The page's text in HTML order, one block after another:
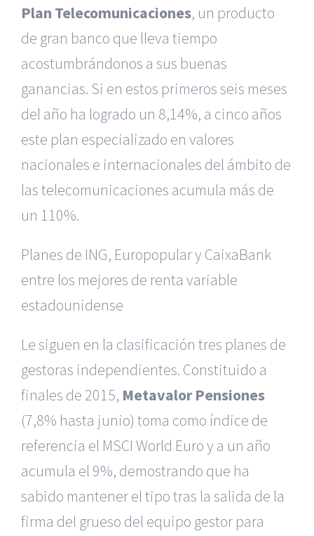
Plan Telecomunicaciones, un producto
de gran banco que lleva tiempo
acostumbrándonos a sus buenas
ganancias. Si en estos primeros seis meses
del año ha logrado un 8,14%, a cinco años
este plan especializado en valores
nacionales e internacionales del ámbito de
las telecomunicaciones acumula más de
un 110%.
Planes de ING, Europopular y CaixaBank
entre los mejores de renta variable
estadounidense
Le siguen en la clasificación tres planes de
gestoras independientes. Constituido a
finales de 2015, Metavalor Pensiones
(7,8% hasta junio) toma como índice de
referencia el MSCI World Euro y a un año
acumula el 9%, demostrando que ha
sabido mantener el tipo tras la salida de la
firma del grueso del equipo gestor para